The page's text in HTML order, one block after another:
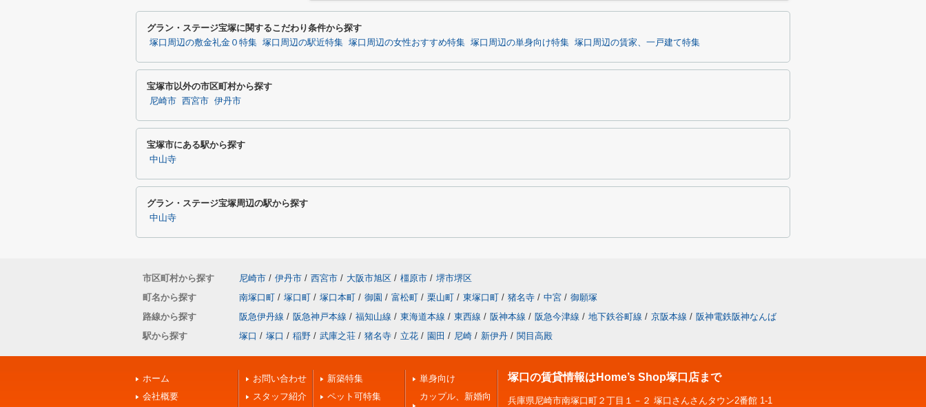
グラン・ステージ宝塚に関するこだわり条件から探す
塚口周辺の敷金礼金０特集 塚口周辺の駅近特集 塚口周辺の女性おすすめ特集 塚口周辺の単身向け特集 塚口周辺の賃家、一戸建て特集
宝塚市以外の市区町村から探す
尼崎市 西宮市 伊丹市
宝塚市にある駅から探す
中山寺
グラン・ステージ宝塚周辺の駅から探す
中山寺
市区町村から探す 尼崎市 / 伊丹市 / 西宮市 / 大阪市旭区 / 橿原市 / 堺市堺区
町名から探す
南塚口町 / 塚口町 / 塚口本町 / 御園 / 富松町 / 栗山町 / 東塚口町 / 猪名寺 / 中宮 / 御願塚
路線から探す
阪急伊丹線 / 阪急神戸本線 / 福知山線 / 東海道本線 / 東西線 / 阪神本線 / 阪急今津線 / 地下鉄谷町線 / 京阪本線 / 阪神電鉄阪神なんば
駅から探す
塚口 / 塚口 / 稲野 / 武庫之荘 / 猪名寺 / 立花 / 園田 / 尼崎 / 新伊丹 / 関目高殿
ホーム
会社概要
お問い合わせ
スタッフ紹介
新築特集
ペット可特集
単身向け
カップル、新婚向
塚口の賃貸情報はHome’s Shop塚口店まで
兵庫県尼崎市南塚口町２丁目１－２ 塚口さんさんタウン2番館 1-1